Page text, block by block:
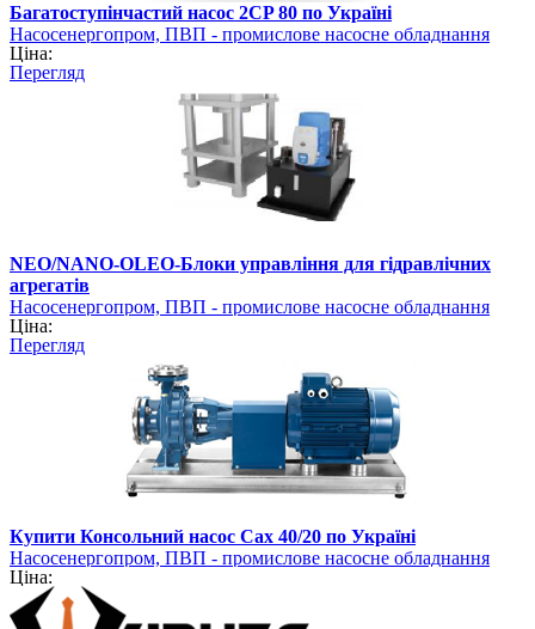
Багатоступінчастий насос 2CP 80 по Україні
Насосенергопром, ПВП - промислове насосне обладнання
Ціна:
Перегляд
NEO/NANO-OLEO-Блоки управління для гідравлічних
агрегатів
Насосенергопром, ПВП - промислове насосне обладнання
Ціна:
Перегляд
Купити Консольний насос Сах 40/20 по Україні
Насосенергопром, ПВП - промислове насосне обладнання
Ціна: